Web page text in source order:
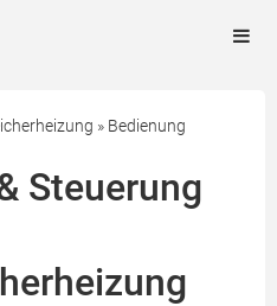
» Bedienung
Steuerung